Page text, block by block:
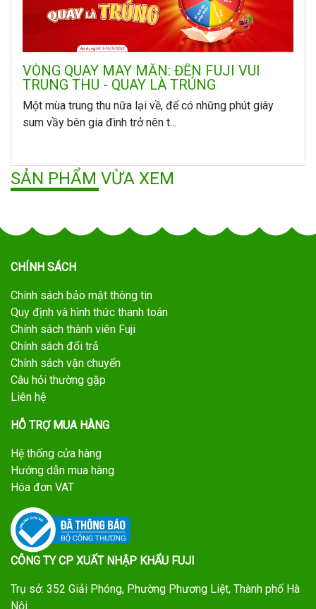
VÒNG QUAY MAY MẮN: ĐẾN FUJI VUI
TRUNG THU - QUAY LÀ TRÚNG
Một mùa trung thu nữa lại về, để có những phút giây
sum vầy bên gia đình trở nên t...
SẢN PHẨM VỪA XEM
CHÍNH SÁCH
Chính sách bảo mật thông tin
Quy định và hình thức thanh toán
Chính sách thành viên Fuji
Chính sách đổi trả
Chính sách vận chuyển
Câu hỏi thường gặp
Liên hệ
HỖ TRỢ MUA HÀNG
Hệ thống cửa hàng
Hướng dẫn mua hàng
Hóa đơn VAT
CÔNG TY CP XUẤT NHẬP KHẨU FUJI
Trụ sở: 352 Giải Phóng, Phường Phương Liệt, Thành phố Hà
Nội